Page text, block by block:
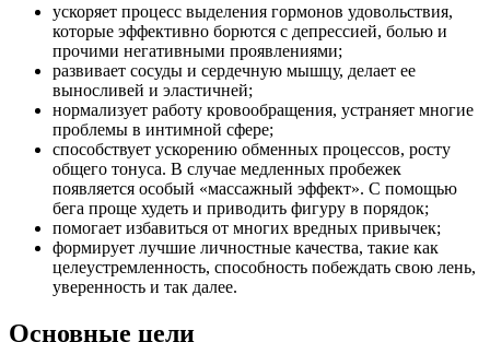
ускоряет процесс выделения гормонов удовольствия,
которые эффективно борются с депрессией, болью и
прочими негативными проявлениями;
развивает сосуды и сердечную мышцу, делает ее
выносливей и эластичней;
нормализует работу кровообращения, устраняет многие
проблемы в интимной сфере;
способствует ускорению обменных процессов, росту
общего тонуса. В случае медленных пробежек
появляется особый «массажный эффект». С помощью
бега проще худеть и приводить фигуру в порядок;
помогает избавиться от многих вредных привычек;
формирует лучшие личностные качества, такие как
целеустремленность, способность побеждать свою лень,
уверенность и так далее.
Основные цели